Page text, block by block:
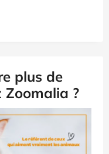
plus de
Zoomalia ?